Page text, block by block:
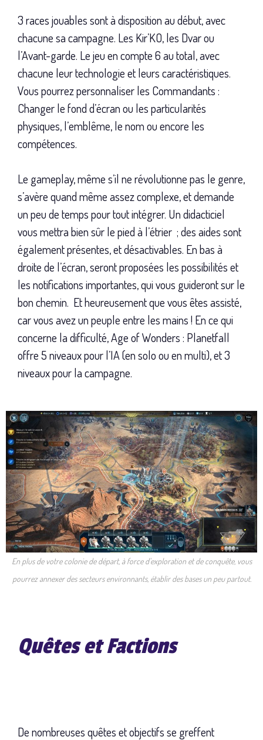
3 races jouables sont à disposition au début, avec
chacune sa campagne. Les Kir’KO, les Dvar ou
l’Avant-garde. Le jeu en compte 6 au total, avec
chacune leur technologie et leurs caractéristiques.
Vous pourrez personnaliser les Commandants :
Changer le fond d’écran ou les particularités
physiques, l’emblême, le nom ou encore les
compétences.
Le gameplay, même s’il ne révolutionne pas le genre,
s’avère quand même assez complexe, et demande
un peu de temps pour tout intégrer. Un didacticiel
vous mettra bien sûr le pied à l’étrier ; des aides sont
également présentes, et désactivables. En bas à
droite de l’écran, seront proposées les possibilités et
les notifications importantes, qui vous guideront sur le
bon chemin. Et heureusement que vous êtes assisté,
car vous avez un peuple entre les mains ! En ce qui
concerne la difficulté, Age of Wonders : Planetfall
offre 5 niveaux pour l’IA (en solo ou en multi), et 3
niveaux pour la campagne.
En plus de votre colonie de départ, à force d'exploration et de conquête, vous
pourrez annexer des secteurs environnants, établir des bases un peu partout.
Quêtes et Factions
De nombreuses quêtes et objectifs se greffent